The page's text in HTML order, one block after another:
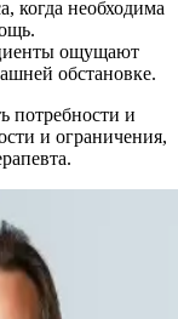
когда необходима
ощущают
обстановке.
потребности и
и ограничения,